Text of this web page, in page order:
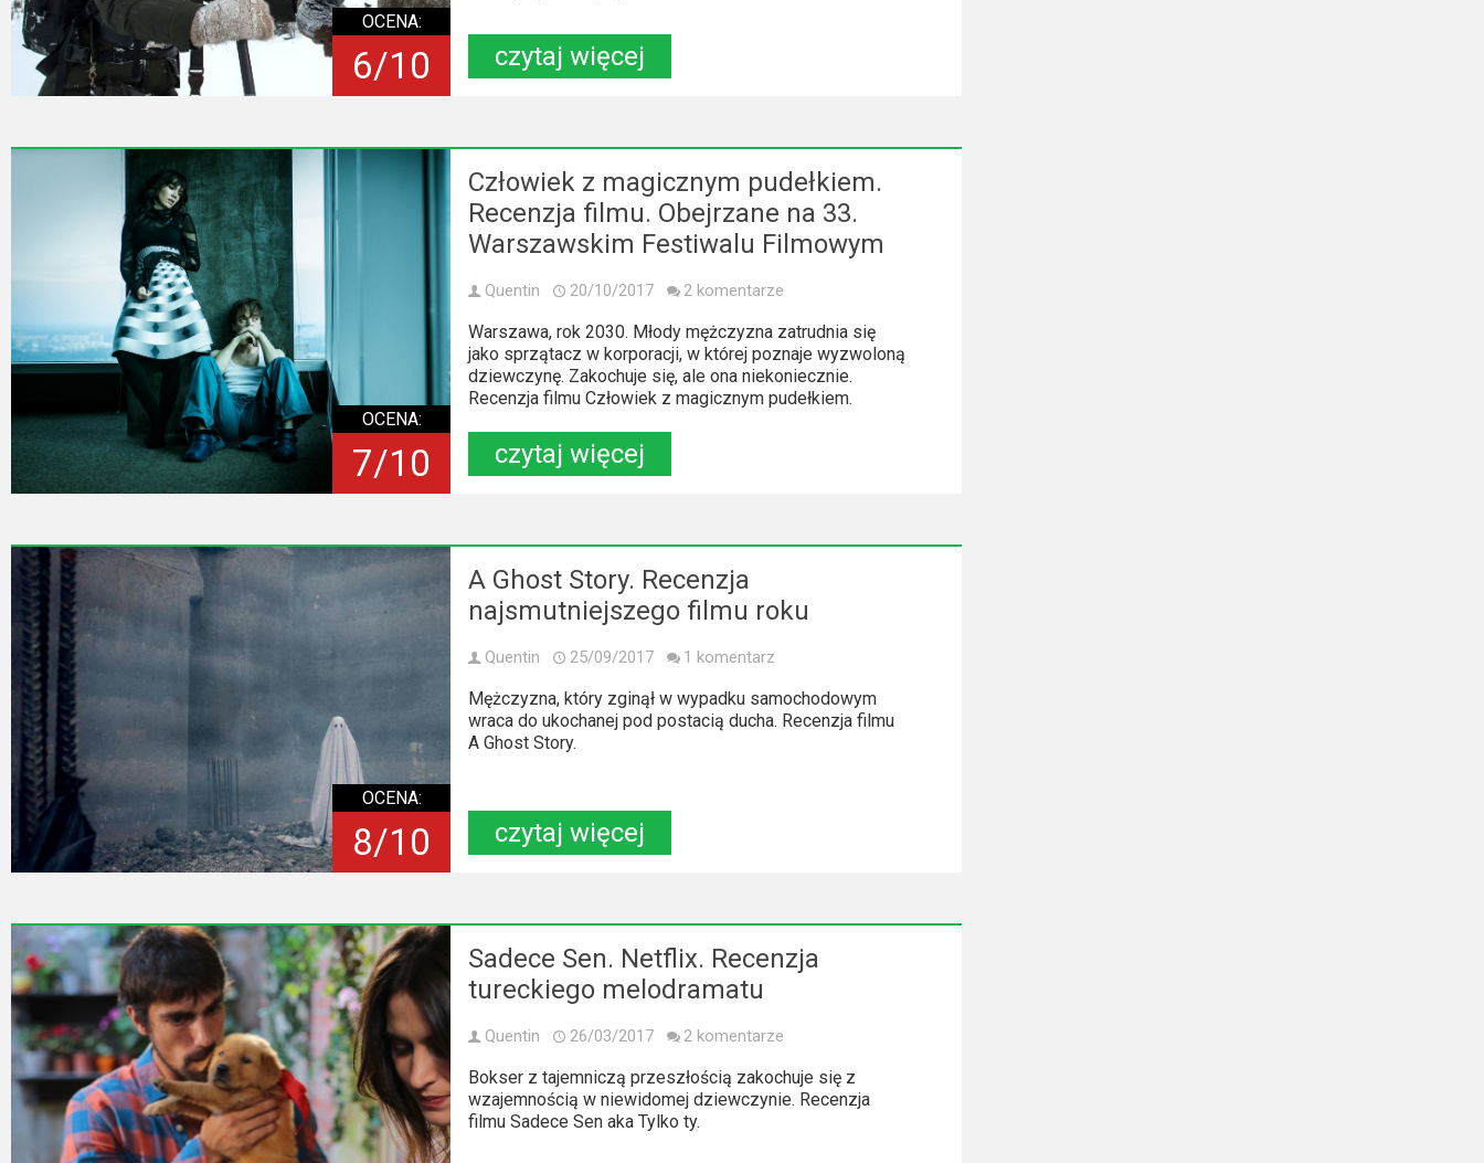
OCENA:
6/10 czytaj więcej
OCENA:
7/10
Człowiek z magicznym pudełkiem.
Recenzja filmu. Obejrzane na 33.
Warszawskim Festiwalu Filmowym
Quentin 20/10/2017 2 komentarze
Warszawa, rok 2030. Młody mężczyzna zatrudnia się
jako sprzątacz w korporacji, w której poznaje wyzwoloną
dziewczynę. Zakochuje się, ale ona niekoniecznie.
Recenzja filmu Człowiek z magicznym pudełkiem.
czytaj więcej
OCENA:
8/10
A Ghost Story. Recenzja
najsmutniejszego filmu roku
Quentin 25/09/2017 1 komentarz
Mężczyzna, który zginął w wypadku samochodowym
wraca do ukochanej pod postacią ducha. Recenzja filmu
A Ghost Story.
czytaj więcej
Sadece Sen. Netflix. Recenzja
tureckiego melodramatu
Quentin 26/03/2017 2 komentarze
Bokser z tajemniczą przeszłością zakochuje się z
wzajemnością w niewidomej dziewczynie. Recenzja
filmu Sadece Sen aka Tylko ty.